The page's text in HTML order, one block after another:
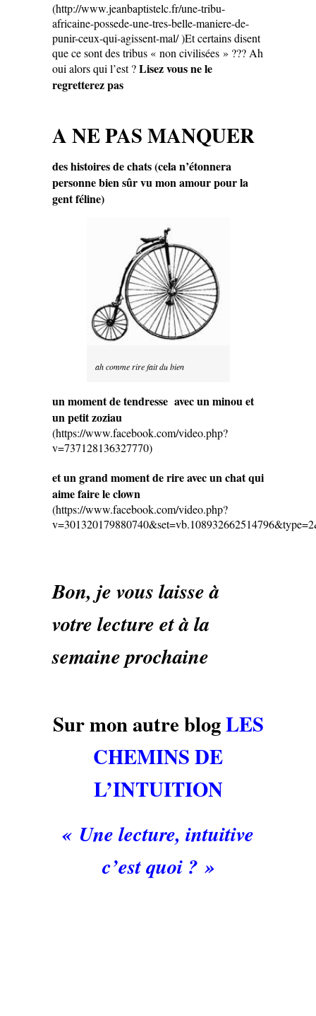
(http://www.jeanbaptistelc.fr/une-tribu-
africaine-possede-une-tres-belle-maniere-de-
punir-ceux-qui-agissent-mal/ )Et certains disent
que ce sont des tribus « non civilisées » ??? Ah
oui alors qui l’est ?Lisez vous ne le
regretterez pas
A NE PAS MANQUER
des histoires de chats (cela n’étonnera
personne bien sûr vu mon amour pour la
gent féline)
ah comme rire fait du bien
un moment de tendresse avec un minou et
un petit zoziau
(https://www.facebook.com/video.php?
v=737128136327770)
et un grand moment de rire avec un chat qui
aime faire le clown
(https://www.facebook.com/video.php?
Bon, je vous laisse à
votre lecture et à la
semaine prochaine
Sur mon autre blogLES
CHEMINS DE
L’INTUITION
« Une lecture, intuitive
c’est quoi ? »